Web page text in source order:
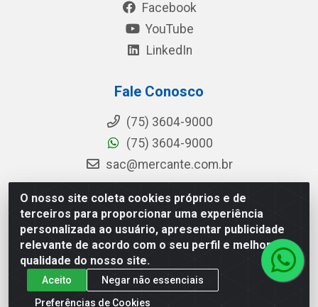
O nosso site coleta cookies próprios e de
terceiros para proporcionar uma experiência
personalizada ao usuário, apresentar publicidade
relevante de acordo com o seu perfil e melhorar a
qualidade do nosso site.
Aceito
Negar não essenciais
Preferências de Cookies
Facebook
YouTube
LinkedIn
Fale Conosco
(75) 3604-9000
(75) 3604-9000
sac@mercante.com.br
Mercante Distribuidora - Rua Mercante, 699 - Aviário, Feira de
Santana/BA - CEP 44.096-218 - CNPJ 96.755.848/0001-08